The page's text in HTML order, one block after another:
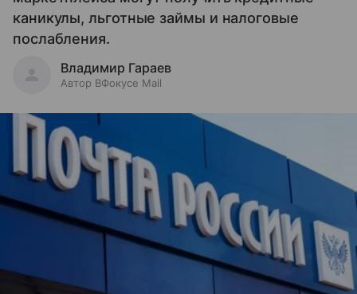
каникулы, льготные займы и налоговые
послабления.
Владимир Гараев
Автор ВФокусе Mail